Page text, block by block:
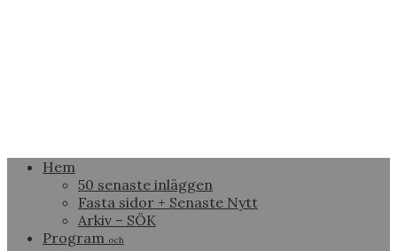
Hem
50 senaste inläggen
Fasta sidor + Senaste Nytt
Arkiv – SÖK
Program och